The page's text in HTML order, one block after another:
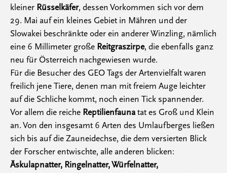
kleiner Rüsselkäfer, dessen Vorkommen sich vor dem
29. Mai auf ein kleines Gebiet in Mähren und der
Slowakei beschränkte oder ein anderer Winzling, nämlich
eine 6 Millimeter große Reitgraszirpe, die ebenfalls ganz
neu für Österreich nachgewiesen wurde.
Für die Besucher des GEO Tags der Artenvielfalt waren
freilich jene Tiere, denen man mit freiem Auge leichter
auf die Schliche kommt, noch einen Tick spannender.
Vor allem die reiche Reptilienfaunatat es Groß und Klein
an. Von den insgesamt 6 Arten des Umlaufberges ließen
sich bis auf die Zauneidechse, die dem versierten Blick
der Forscher entwischte, alle anderen blicken:
Äskulapnatter, Ringelnatter, Würfelnatter,